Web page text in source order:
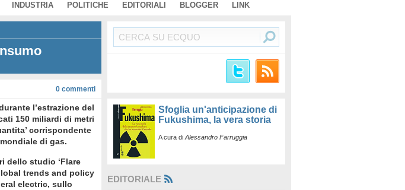
INDUSTRIA POLITICHE EDITORIALI BLOGGER LINK
0 commenti
l’estrazione del
150 miliardi di metri
corrispondente
di gas.
dello studio ‘Flare
trends and policy
electric, sullo
Sfoglia un'anticipazione di
Fukushima, la vera storia
A cura di Alessandro Farruggia
EDITORIALE